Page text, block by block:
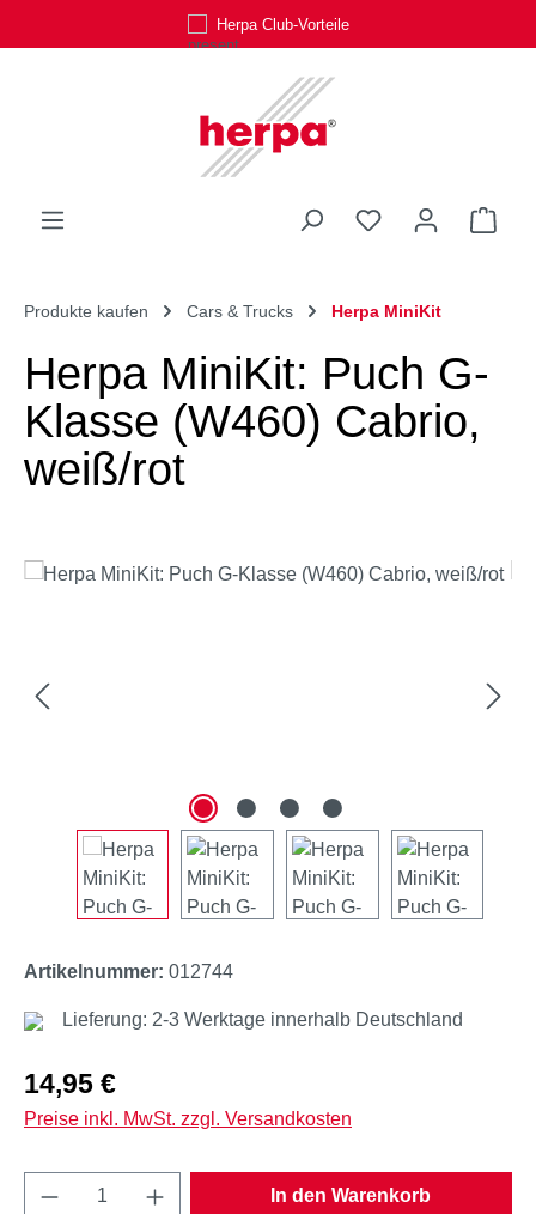
Zum Hauptinhalt springenHerpa Club-Vorteile
Du hast 0
Produkte kaufen Cars & Trucks Herpa MiniKit
Herpa MiniKit: Puch G-
Klasse (W460) Cabrio,
weiß/rot
Bildergalerie überspringen
Artikelnummer: 012744
Lieferung: 2-3 Werktage innerhalb Deutschland
Regulärer Preis:
14,95 €
Preise inkl. MwSt. zzgl. Versandkosten
Produkt Anzahl: Gib den gewünschten
In den Warenkorb